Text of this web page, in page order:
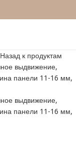
Назад к продуктам